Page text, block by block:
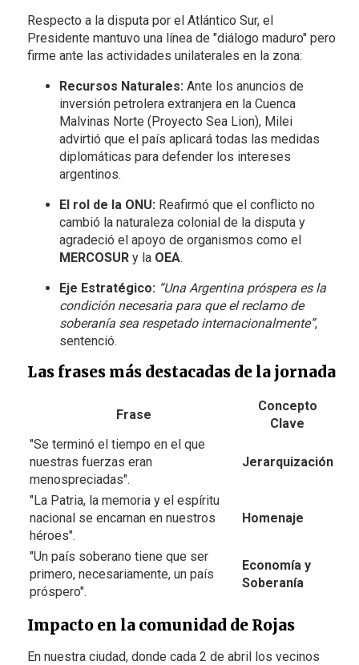
Respecto a la disputa por el Atlántico Sur, el
Presidente mantuvo una línea de "diálogo maduro" pero
firme ante las actividades unilaterales en la zona:
Recursos Naturales: Ante los anuncios de
inversión petrolera extranjera en la Cuenca
Malvinas Norte (Proyecto Sea Lion), Milei
advirtió que el país aplicará todas las medidas
diplomáticas para defender los intereses
argentinos.
El rol de la ONU: Reafirmó que el conflicto no
cambió la naturaleza colonial de la disputa y
agradeció el apoyo de organismos como el
MERCOSURy la OEA.
Eje Estratégico: “Una Argentina próspera es la
condición necesaria para que el reclamo de
soberanía sea respetado internacionalmente”,
sentenció.
Las frases más destacadas de la jornada
Frase
Concepto
Clave
"Se terminó el tiempo en el que
nuestras fuerzas eran
menospreciadas".
Jerarquización
"La Patria, la memoria y el espíritu
nacional se encarnan en nuestros
héroes".
Homenaje
"Un país soberano tiene que ser
primero, necesariamente, un país
próspero".
Economía y
Soberanía
Impacto en la comunidad de Rojas
En nuestra ciudad, donde cada 2 de abril los vecinos